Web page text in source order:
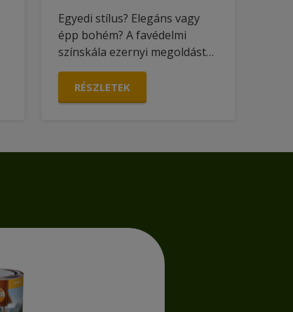
Egyedi stílus? Elegáns vagy
épp bohém? A favédelmi
színskála ezernyi megoldást
kínál.
RÉSZLETEK